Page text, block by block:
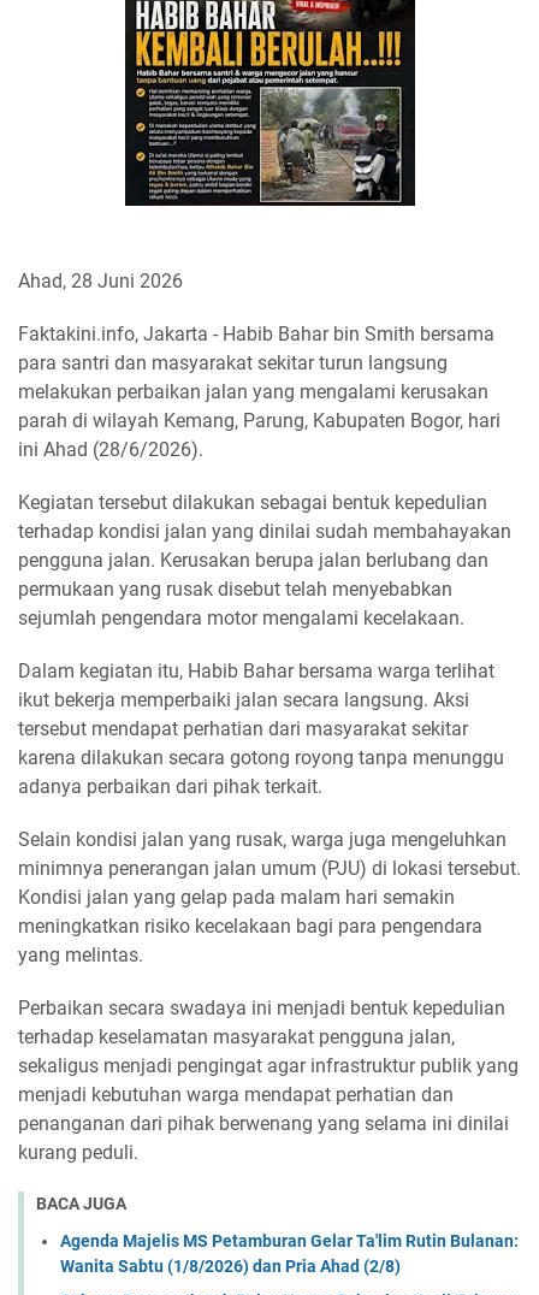
Ahad, 28 Juni 2026
Faktakini.info, Jakarta - Habib Bahar bin Smith bersama
para santri dan masyarakat sekitar turun langsung
melakukan perbaikan jalan yang mengalami kerusakan
parah di wilayah Kemang, Parung, Kabupaten Bogor, hari
ini Ahad (28/6/2026).
Kegiatan tersebut dilakukan sebagai bentuk kepedulian
terhadap kondisi jalan yang dinilai sudah membahayakan
pengguna jalan. Kerusakan berupa jalan berlubang dan
permukaan yang rusak disebut telah menyebabkan
sejumlah pengendara motor mengalami kecelakaan.
Dalam kegiatan itu, Habib Bahar bersama warga terlihat
ikut bekerja memperbaiki jalan secara langsung. Aksi
tersebut mendapat perhatian dari masyarakat sekitar
karena dilakukan secara gotong royong tanpa menunggu
adanya perbaikan dari pihak terkait.
Selain kondisi jalan yang rusak, warga juga mengeluhkan
minimnya penerangan jalan umum (PJU) di lokasi tersebut.
Kondisi jalan yang gelap pada malam hari semakin
meningkatkan risiko kecelakaan bagi para pengendara
yang melintas.
Perbaikan secara swadaya ini menjadi bentuk kepedulian
terhadap keselamatan masyarakat pengguna jalan,
sekaligus menjadi pengingat agar infrastruktur publik yang
menjadi kebutuhan warga mendapat perhatian dan
penanganan dari pihak berwenang yang selama ini dinilai
kurang peduli.
BACA JUGA
Agenda Majelis MS Petamburan Gelar Ta'lim Rutin Bulanan:
Wanita Sabtu (1/8/2026) dan Pria Ahad (2/8)